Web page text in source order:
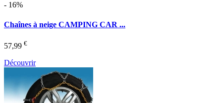
- 16%
Chaînes à neige CAMPING CAR ...
57,99 €
Découvrir